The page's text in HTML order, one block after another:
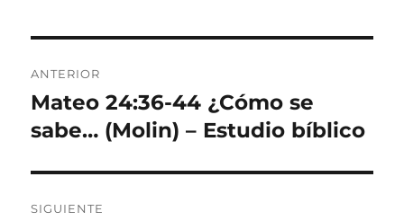
de
entradas
ANTERIOR
Entrada
anterior:
Mateo 24:36-44 ¿Cómo se
sabe… (Molin) – Estudio bíblico
SIGUIENTE